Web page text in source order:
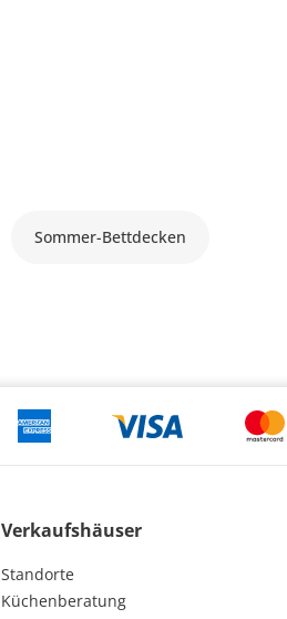
Sommer-Bettdecken
Verkaufshäuser
Standorte
Küchenberatung